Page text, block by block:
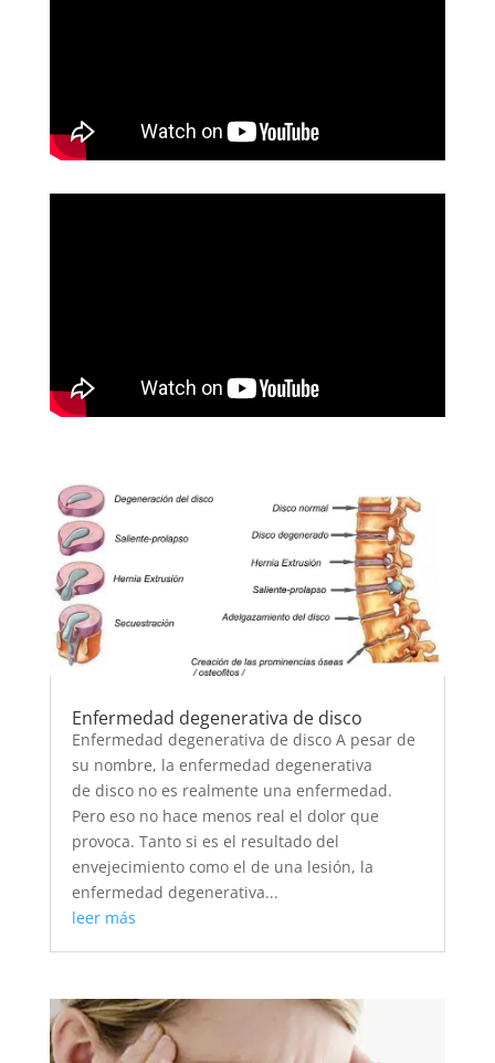
Enfermedad degenerativa de disco
Enfermedad degenerativa de disco A pesar de
su nombre, la enfermedad degenerativa
de disco no es realmente una enfermedad.
Pero eso no hace menos real el dolor que
provoca. Tanto si es el resultado del
envejecimiento como el de una lesión, la
enfermedad degenerativa...
leer más